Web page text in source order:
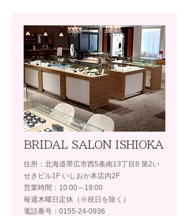
BRIDAL SALON ISHIOKA
住所：北海道帯広市西5条南13丁目8 第2い
せきビル1F いしおか本店内2F
営業時間：10:00～19:00
毎週木曜日定休（※祝日を除く）
電話番号：0155-24-0936